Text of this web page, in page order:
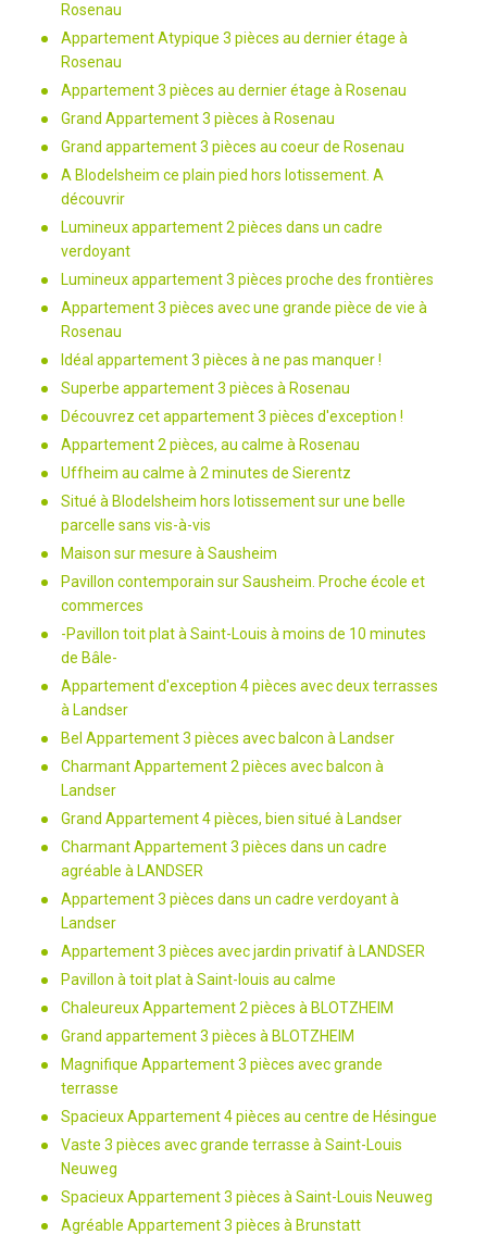
Rosenau
Appartement Atypique 3 pièces au dernier étage à
Rosenau
Appartement 3 pièces au dernier étage à Rosenau
Grand Appartement 3 pièces à Rosenau
Grand appartement 3 pièces au coeur de Rosenau
A Blodelsheim ce plain pied hors lotissement. A
découvrir
Lumineux appartement 2 pièces dans un cadre
verdoyant
Lumineux appartement 3 pièces proche des frontières
Appartement 3 pièces avec une grande pièce de vie à
Rosenau
Idéal appartement 3 pièces à ne pas manquer !
Superbe appartement 3 pièces à Rosenau
Découvrez cet appartement 3 pièces d'exception !
Appartement 2 pièces, au calme à Rosenau
Uffheim au calme à 2 minutes de Sierentz
Situé à Blodelsheim hors lotissement sur une belle
parcelle sans vis-à-vis
Maison sur mesure à Sausheim
Pavillon contemporain sur Sausheim. Proche école et
commerces
-Pavillon toit plat à Saint-Louis à moins de 10 minutes
de Bâle-
Appartement d'exception 4 pièces avec deux terrasses
à Landser
Bel Appartement 3 pièces avec balcon à Landser
Charmant Appartement 2 pièces avec balcon à
Landser
Grand Appartement 4 pièces, bien situé à Landser
Charmant Appartement 3 pièces dans un cadre
agréable à LANDSER
Appartement 3 pièces dans un cadre verdoyant à
Landser
Appartement 3 pièces avec jardin privatif à LANDSER
Pavillon à toit plat à Saint-louis au calme
Chaleureux Appartement 2 pièces à BLOTZHEIM
Grand appartement 3 pièces à BLOTZHEIM
Magnifique Appartement 3 pièces avec grande
terrasse
Spacieux Appartement 4 pièces au centre de Hésingue
Vaste 3 pièces avec grande terrasse à Saint-Louis
Neuweg
Spacieux Appartement 3 pièces à Saint-Louis Neuweg
Agréable Appartement 3 pièces à Brunstatt